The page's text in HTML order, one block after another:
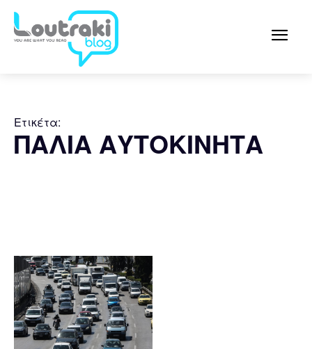
Ετικέτα:
ΠΑΛΙΑ ΑΥΤΟΚΙΝΗΤΑ